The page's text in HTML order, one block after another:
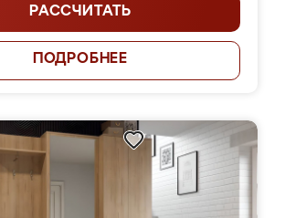
РАССЧИТАТЬ
ПОДРОБНЕЕ